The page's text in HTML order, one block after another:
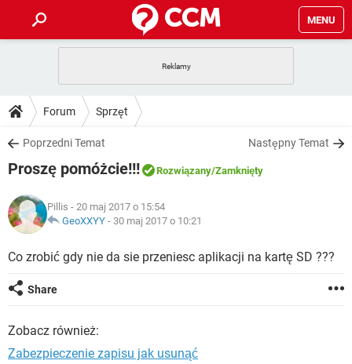
MENU
GRY
SPOTIFY
INSTAGRAM FACEBOOK
WINDOWS 10
PORADY
PlayStation
INSTAGRAM
WINDOWS 10
DO POBRANIA
ANDROID TIKTOK
GRY
IOS NETFLIX
INSTAGRAM FACEBOOK
COVID-19
GRY
SPOTIFY NETFLIX
INSTAGRAM
ARTYKUŁY
COVID-19 TIKTOK
INSTAGRAM
WINDOWS 10
Forum Sprzęt
Poprzedni Temat Następny Temat
Proszę pomóżcie!!! Rozwiązany/Zamknięty
Pillis - 20 maj 2017 o 15:54
GeoXXYY - 30 maj 2017 o 10:21
Co zrobić gdy nie da sie przeniesc aplikacji na kartę SD ???
Share
Zobacz również:
Zabezpieczenie zapisu jak usunąć